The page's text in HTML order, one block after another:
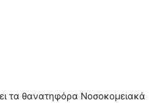
τα θανατηφόρα Νοσοκομειακά